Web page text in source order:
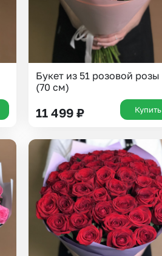
Букет из 51 розовой розы
(70 см)
11 499 ₽ Купить